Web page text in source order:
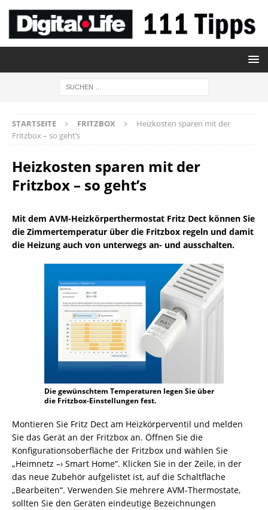
STARTSEITE FRITZBOX
Heizkosten sparen mit der
Fritzbox – so geht’s
Heizkosten sparen mit der
Fritzbox – so geht’s
Mit dem AVM-Heizkörperthermostat Fritz Dect können Sie
die Zimmertemperatur über die Fritzbox regeln und damit
die Heizung auch von unterwegs an- und ausschalten.
Die gewünschtem Temperaturen legen Sie über
die Fritzbox-Einstellungen fest.
Montieren Sie Fritz Dect am Heizkörperventil und melden
Sie das Gerät an der Fritzbox an. Öffnen Sie die
Konfigurationsoberfläche der Fritzbox und wählen Sie
„Heimnetz –› Smart Home“. Klicken Sie in der Zeile, in der
das neue Zubehör aufgelistet ist, auf die Schaltfläche
„Bearbeiten“. Verwenden Sie mehrere AVM-Thermostate,
sollten Sie den Geräten eindeutige Bezeichnungen